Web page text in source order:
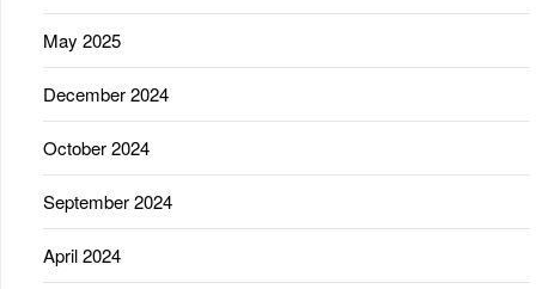
May 2025
December 2024
October 2024
September 2024
April 2024